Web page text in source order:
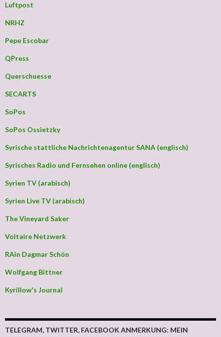
Luftpost
NRHZ
Pepe Escobar
QPress
Querschuesse
SECARTS
SoPos
SoPos Ossietzky
Syrische stattliche Nachrichtenagentur SANA (englisch)
Syrisches Radio und Fernsehen online (englisch)
Syrien TV (arabisch)
Syrien Live TV (arabisch)
The Vineyard Saker
Voltaire Netzwerk
RAin Dagmar Schön
Wolfgang Bittner
Kyrillow's Journal
TELEGRAM, TWITTER, FACEBOOK ANMERKUNG: MEIN